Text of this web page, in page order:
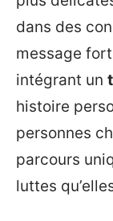
dans des
message
intégrant un
histoire
personnes
parcours
luttes